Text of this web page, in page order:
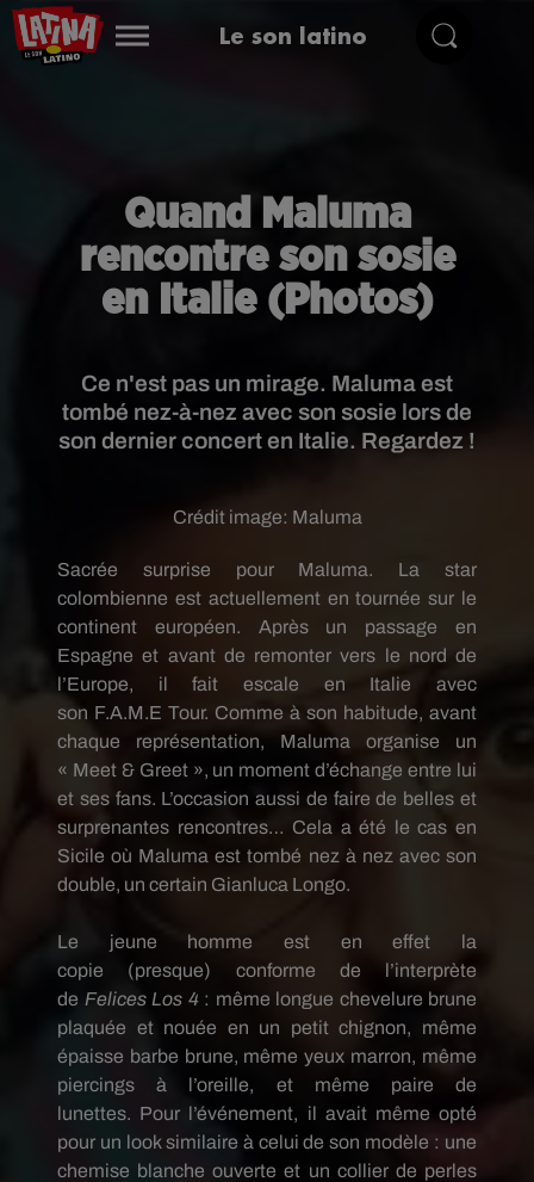
Le son latino
Quand Maluma
rencontre son sosie
en Italie (Photos)
Ce n'est pas un mirage. Maluma est
tombé nez-à-nez avec son sosie lors de
son dernier concert en Italie. Regardez !
Crédit image: Maluma
Sacrée surprise pour Maluma.
La star
colombienne est actuellement en tournée sur le
continent européen.
Après un passage en
Espagne et avant de remonter vers le nord de
l’Europe, il fait escale en Italie avec
son F.A.M.E Tour. Comme à son habitude, avant
chaque représentation,
Maluma
organise un
« Meet & Greet », un moment d’échange entre lui
et ses fans. L’occasion aussi de faire de belles et
surprenantes rencontres… Cela a été le cas en
Sicile où Maluma est tombé nez à nez avec son
double, un certain Gianluca Longo.
Le jeune homme est en effet la
copie
(presque)
conforme de l’interprète
de Felices Los 4: même longue chevelure brune
plaquée et nouée en un petit chignon, même
épaisse barbe brune, même yeux marron, même
piercings à l’oreille, et même paire de
lunettes. Pour l’événement, il avait même opté
pour un look similaire à celui de son modèle : une
chemise blanche ouverte et un collier de perles